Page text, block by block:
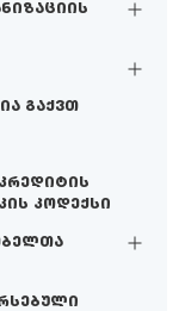
გაქვთ
კოდექსი